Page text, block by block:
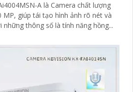
A là Camera chất lượng
MP, giúp tái tạo hình ảnh rõ nét và
với những thông số là tính năng hồng...